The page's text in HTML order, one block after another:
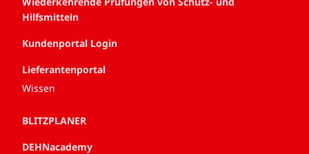
Hilfsmitteln
Kundenportal Login
Lieferantenportal
Wissen
BLITZPLANER
DEHNacademy